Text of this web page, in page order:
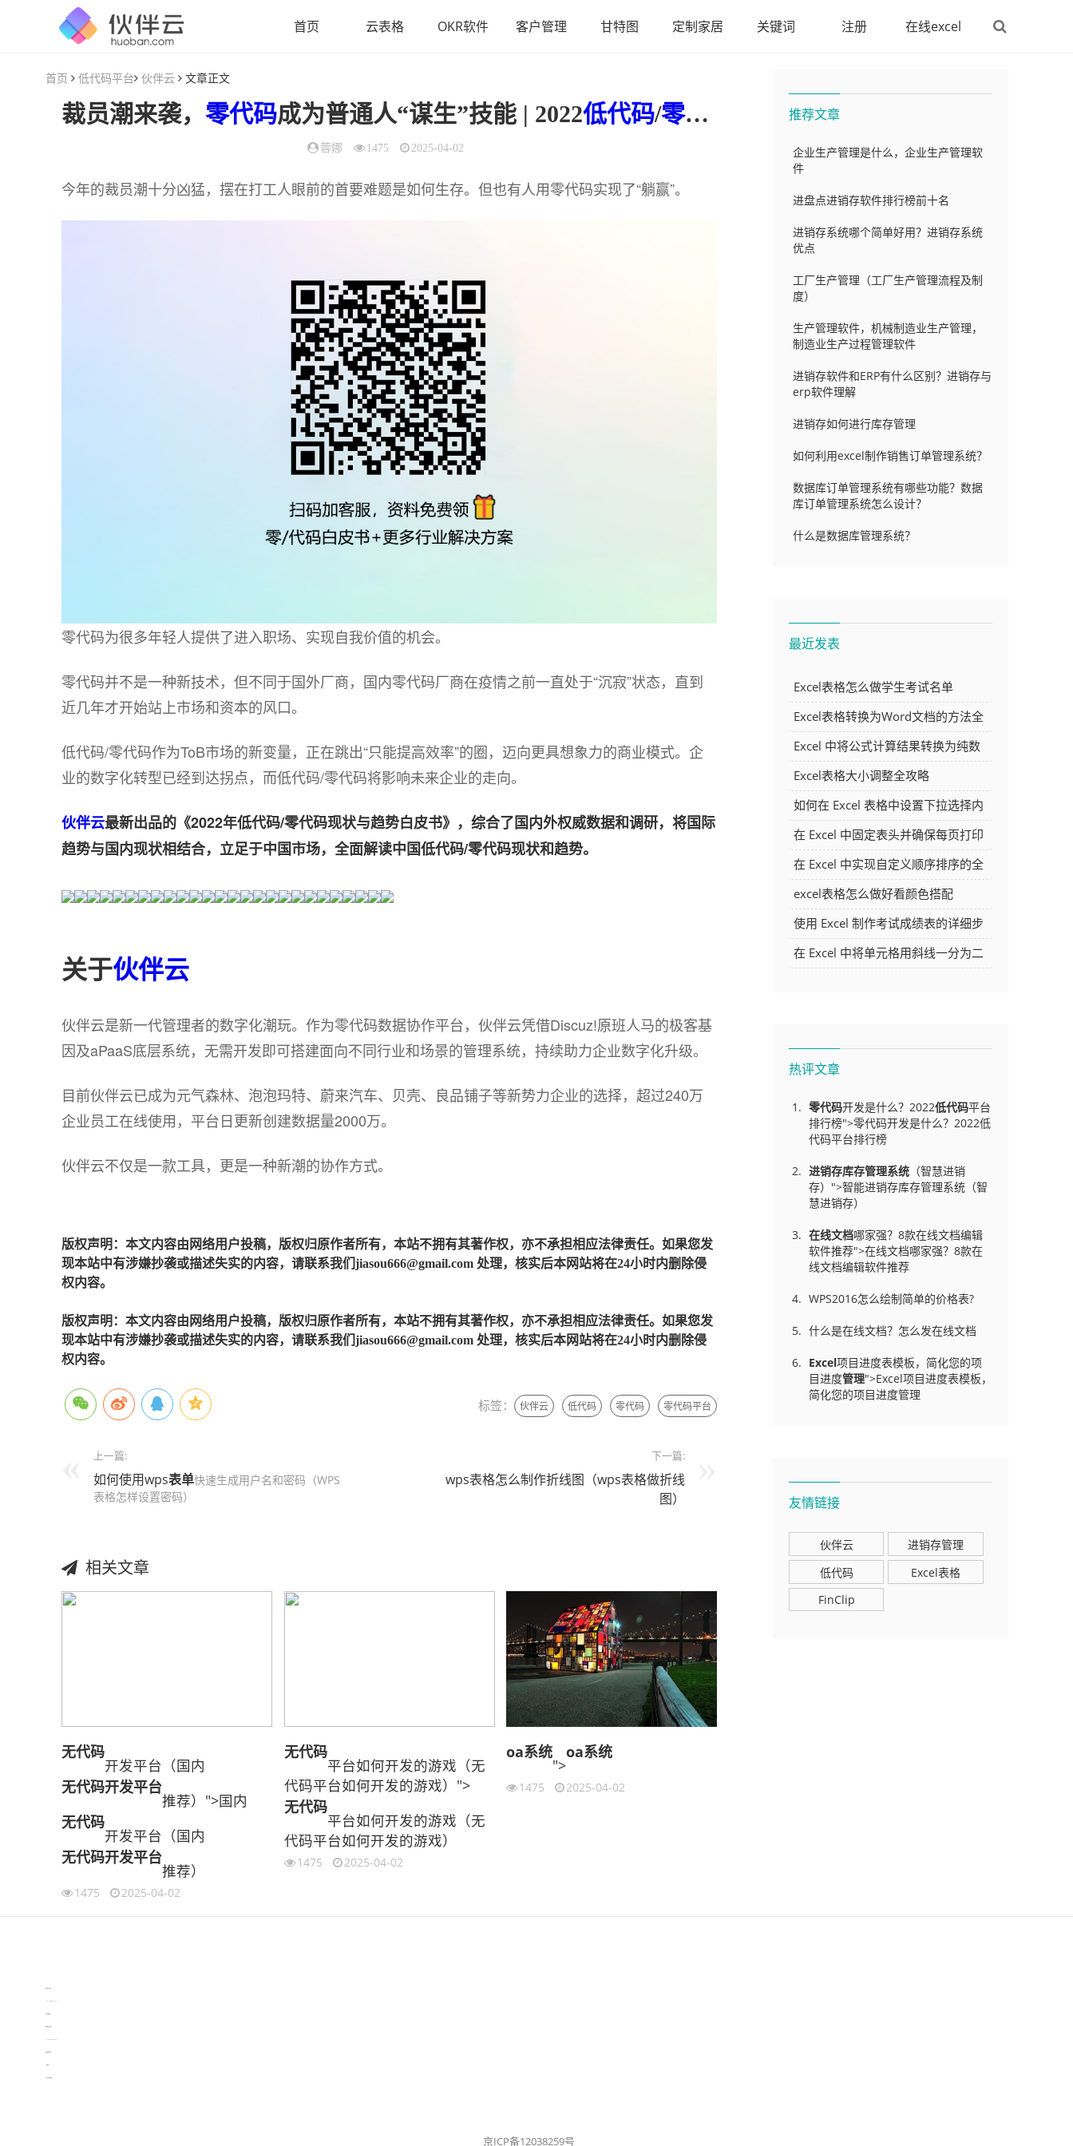
首页 云表格 OKR软件 客户管理 甘特图 定制家居 关键词 注册 在线excel
首页 低代码平台 伙伴云 文章正文
裁员潮来袭， 零代码成为普通人“谋生”技能 | 2022低代码/零代码 趋势白皮书
蓉娜 1475 2025-04-02
今年的裁员潮十分凶猛，摆在打工人眼前的首要难题是如何生存。但也有人用零代码实现了“躺赢”。
零代码为很多年轻人提供了进入职场、实现自我价值的机会。
零代码并不是一种新技术，但不同于国外厂商，国内零代码厂商在疫情之前一直处于“沉寂”状态，直到
近几年才开始站上市场和资本的风口。
低代码/零代码作为ToB市场的新变量，正在跳出“只能提高效率”的圈，迈向更具想象力的商业模式。企
业的数字化转型已经到达拐点，而低代码/零代码将影响未来企业的走向。
伙伴云最新出品的《2022年低代码/零代码现状与趋势白皮书》，综合了国内外权威数据和调研，将国际
趋势与国内现状相结合，立足于中国市场，全面解读中国低代码/零代码现状和趋势。
关于伙伴云
伙伴云是新一代管理者的数字化潮玩。作为零代码数据协作平台，伙伴云凭借Discuz!原班人马的极客基
因及aPaaS底层系统，无需开发即可搭建面向不同行业和场景的管理系统，持续助力企业数字化升级。
目前伙伴云已成为元气森林、泡泡玛特、蔚来汽车、贝壳、良品铺子等新势力企业的选择，超过240万
企业员工在线使用，平台日更新创建数据量2000万。
伙伴云不仅是一款工具，更是一种新潮的协作方式。
版权声明：本文内容由网络用户投稿，版权归原作者所有，本站不拥有其著作权，亦不承担相应法律责任。如果您发
现本站中有涉嫌抄袭或描述失实的内容，请联系我们jiasou666@gmail.com 处理，核实后本网站将在24小时内删除侵
权内容。
版权声明：本文内容由网络用户投稿，版权归原作者所有，本站不拥有其著作权，亦不承担相应法律责任。如果您发
现本站中有涉嫌抄袭或描述失实的内容，请联系我们jiasou666@gmail.com 处理，核实后本网站将在24小时内删除侵
权内容。
标签： 伙伴云 低代码 零代码 零代码平台
上一篇:
如何使用wps表单快速生成用户名和密码（WPS
表格怎样设置密码）
下一篇:
wps表格怎么制作折线图（wps表格做折线
图）
相关文章
无代码
开发平台（国内
无代码开发平台
推荐）">国内
无代码
开发平台（国内
无代码开发平台
推荐）
1475 2025-04-02
无代码
平台如何开发的游戏（无
代码平台如何开发的游戏）">
无代码
平台如何开发的游戏（无
代码平台如何开发的游戏）
1475 2025-04-02
oa系统
">
oa系统
1475 2025-04-02
推荐文章
企业生产管理是什么，企业生产管理软
件
进盘点进销存软件排行榜前十名
进销存系统哪个简单好用？进销存系统
优点
工厂生产管理（工厂生产管理流程及制
度）
生产管理软件，机械制造业生产管理，
制造业生产过程管理软件
进销存软件和ERP有什么区别？进销存与
erp软件理解
进销存如何进行库存管理
如何利用excel制作销售订单管理系统？
数据库订单管理系统有哪些功能？数据
库订单管理系统怎么设计？
什么是数据库管理系统？
最近发表
Excel表格怎么做学生考试名单
Excel表格转换为Word文档的方法全
解析
Excel 中将公式计算结果转换为纯数
字的多种方法
Excel表格大小调整全攻略
如何在 Excel 表格中设置下拉选择内
容
在 Excel 中固定表头并确保每页打印
时都显示表头的方法详解
在 Excel 中实现自定义顺序排序的全
面指南
excel表格怎么做好看颜色搭配
使用 Excel 制作考试成绩表的详细步
骤及技巧
在 Excel 中将单元格用斜线一分为二
热评文章
零代码开发是什么？2022低代码平台
排行榜">零代码开发是什么？2022低
代码平台排行榜
进销存库存管理系统 （智慧进销
存）">智能进销存库存管理系统（智
慧进销存）
在线文档哪家强？8款在线文档编辑
软件推荐">在线文档哪家强？8款在
线文档编辑软件推荐
WPS2016怎么绘制简单的价格表?
什么是在线文档？怎么发在线文档
Excel项目进度表模板，简化您的项
目进度管理">Excel项目进度表模板，
简化您的项目进度管理
友情链接
伙伴云
进销存管理
低代码
Excel表格
FinClip
京ICP备12038259号